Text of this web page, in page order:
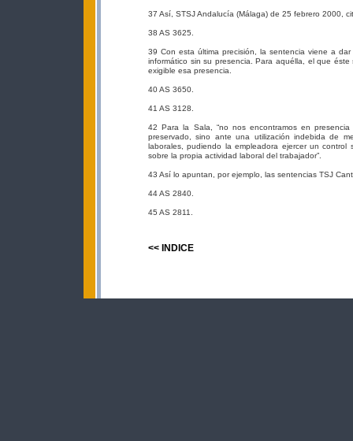
37 Así, STSJ Andalucía (Málaga) de 25 febrero 2000,
38 AS 3625.
39 Con esta última precisión, la sentencia viene a
informático sin su presencia. Para aquélla, el que
exigible esa presencia.
40 AS 3650.
41 AS 3128.
42 Para la Sala, “no nos encontramos en
preservado, sino ante una utilización indebida de
laborales, pudiendo la empleadora ejercer un
sobre la propia actividad laboral del trabajador”.
43 Así lo apuntan, por ejemplo, las sentencias TSJ
44 AS 2840.
45 AS 2811.
<< INDICE